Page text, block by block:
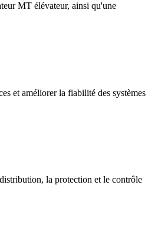
MT élévateur, ainsi qu'une
et améliorer la fiabilité des systèmes
la protection et le contrôle